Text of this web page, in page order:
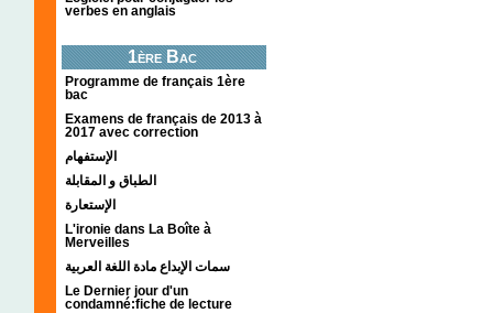
verbes en anglais
1ère Bac
Programme de français 1ère
bac
Examens de français de 2013 à
2017 avec correction
الإستفهام
الطباق و المقابلة
الإستعارة
L'ironie dans La Boîte à
Merveilles
سمات الإبداع مادة اللغة العربية
Le Dernier jour d'un
condamné:fiche de lecture